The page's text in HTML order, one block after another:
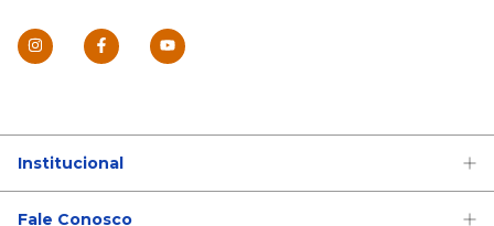
Institucional
Fale Conosco